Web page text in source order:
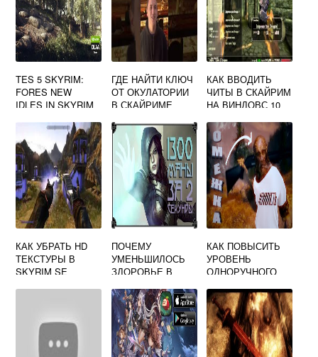
TES 5 SKYRIM:
FORES NEW
IDLES IN SKYRIM
ГДЕ НАЙТИ КЛЮЧ
ОТ ОКУЛАТОРИИ
В СКАЙРИМЕ
КАК ВВОДИТЬ
ЧИТЫ В СКАЙРИМ
НА ВИНДОВС 10
КАК УБРАТЬ HD
ТЕКСТУРЫ В
SKYRIM SE
ПОЧЕМУ
УМЕНЬШИЛОСЬ
ЗДОРОВЬЕ В
КАК ПОВЫСИТЬ
УРОВЕНЬ
ОДНОРУЧНОГО
СКАЙРИМЕ